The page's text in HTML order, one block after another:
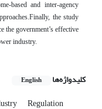
based and inter-agency
the study
the government’s effective
industry.
کلیدواژه‌ها English
Regulation